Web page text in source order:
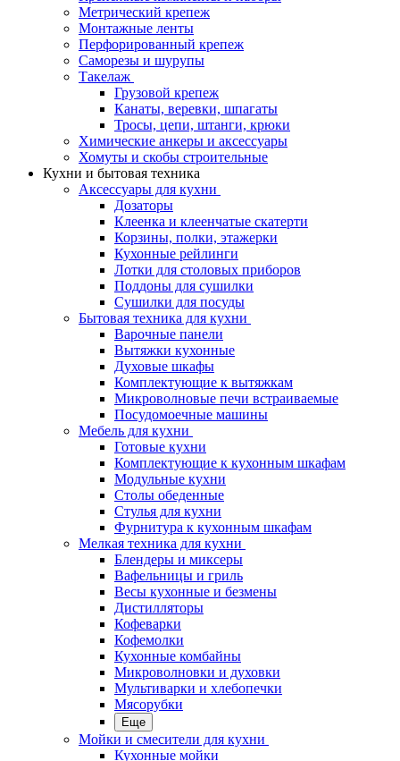
Метрический крепеж
Монтажные ленты
Перфорированный крепеж
Саморезы и шурупы
Такелаж
Грузовой крепеж
Канаты, веревки, шпагаты
Тросы, цепи, штанги, крюки
Химические анкеры и аксессуары
Хомуты и скобы строительные
Кухни и бытовая техника
Аксессуары для кухни
Дозаторы
Клеенка и клеенчатые скатерти
Корзины, полки, этажерки
Кухонные рейлинги
Лотки для столовых приборов
Поддоны для сушилки
Сушилки для посуды
Бытовая техника для кухни
Варочные панели
Вытяжки кухонные
Духовые шкафы
Комплектующие к вытяжкам
Микроволновые печи встраиваемые
Посудомоечные машины
Мебель для кухни
Готовые кухни
Комплектующие к кухонным шкафам
Модульные кухни
Столы обеденные
Стулья для кухни
Фурнитура к кухонным шкафам
Мелкая техника для кухни
Блендеры и миксеры
Вафельницы и гриль
Весы кухонные и безмены
Дистилляторы
Кофеварки
Кофемолки
Кухонные комбайны
Микроволновки и духовки
Мультиварки и хлебопечки
Мясорубки
Еще
Мойки и смесители для кухни
Кухонные мойки